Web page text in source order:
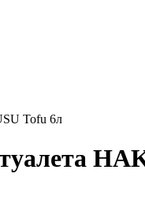
Tofu 6л